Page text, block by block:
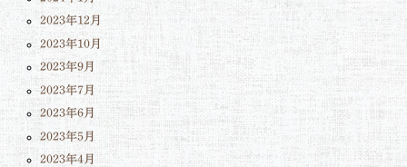
2023年12月
2023年10月
2023年9月
2023年7月
2023年6月
2023年5月
2023年4月